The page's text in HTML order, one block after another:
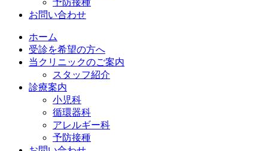
予防接種
お問い合わせ
ホーム
受診を希望の方へ
当クリニックのご案内
スタッフ紹介
診療案内
小児科
循環器科
アレルギー科
予防接種